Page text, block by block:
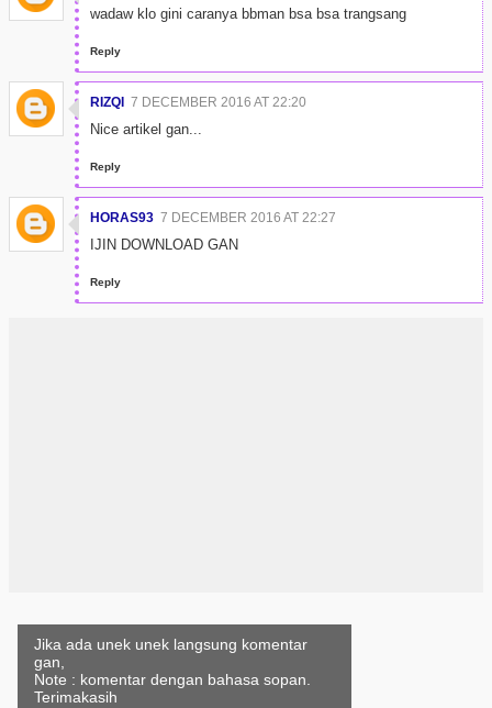
wadaw klo gini caranya bbman bsa bsa trangsang
Reply
RIZQI 7 DECEMBER 2016 AT 22:20
Nice artikel gan...
Reply
HORAS93 7 DECEMBER 2016 AT 22:27
IJIN DOWNLOAD GAN
Reply
Jika ada unek unek langsung komentar
gan,
Note : komentar dengan bahasa sopan.
Terimakasih